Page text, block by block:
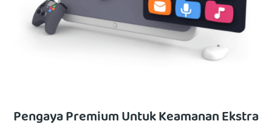
Pengaya Premium Untuk Keamanan Ekstra